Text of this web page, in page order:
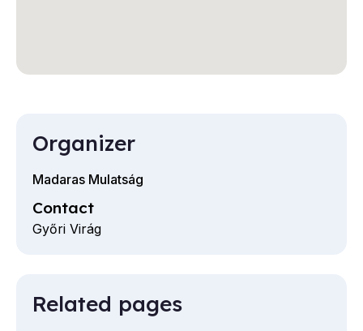
Organizer
Madaras Mulatság
Contact
Győri Virág
Related pages